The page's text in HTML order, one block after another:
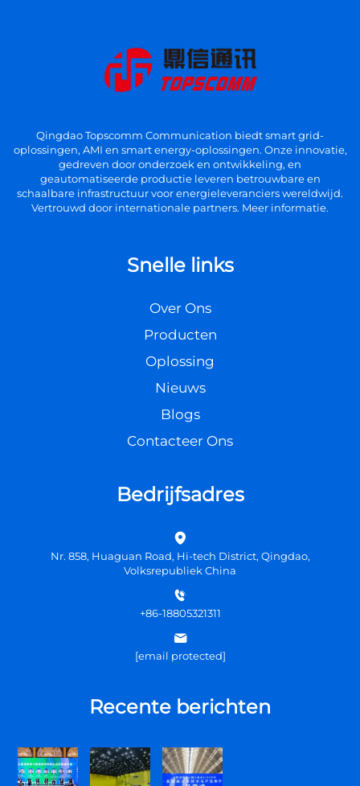
Qingdao Topscomm Communication biedt smart grid-
oplossingen, AMI en smart energy-oplossingen. Onze innovatie,
gedreven door onderzoek en ontwikkeling, en
geautomatiseerde productie leveren betrouwbare en
schaalbare infrastructuur voor energieleveranciers wereldwijd.
Vertrouwd door internationale partners. Meer informatie.
Snelle links
Over Ons
Producten
Oplossing
Nieuws
Blogs
Contacteer Ons
Bedrijfsadres
Nr. 858, Huaguan Road, Hi-tech District, Qingdao,
Volksrepubliek China
+86-18805321311
[email protected]
Recente berichten